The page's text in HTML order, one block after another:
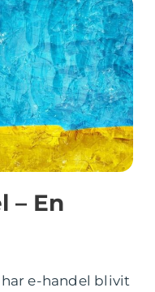
– En
e-handel blivit